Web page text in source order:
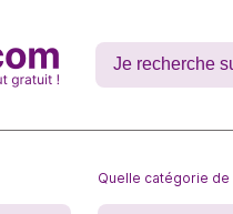
Quelle catégorie de